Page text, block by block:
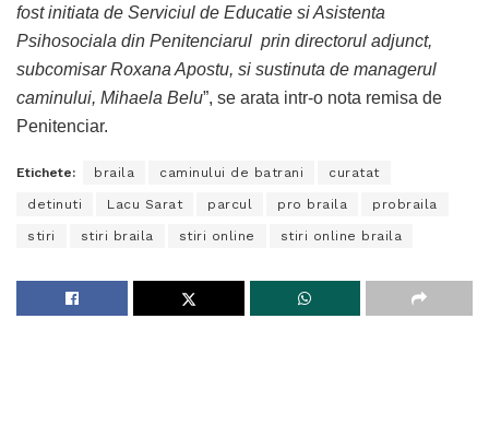
fost initiata de Serviciul de Educatie si Asistenta
Psihosociala din Penitenciarul prin directorul adjunct,
subcomisar Roxana Apostu, si sustinuta de managerul
caminului, Mihaela Belu”, se arata intr-o nota remisa de
Penitenciar.
Etichete: braila caminului de batrani curatat
detinuti Lacu Sarat parcul pro braila probraila
stiri stiri braila stiri online stiri online braila